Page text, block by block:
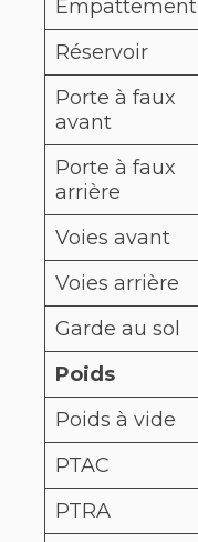
Empattement
Réservoir
Porte à faux
avant
Porte à faux
arrière
Voies avant
Voies arrière
Garde au sol
Poids
Poids à vide
PTAC
PTRA